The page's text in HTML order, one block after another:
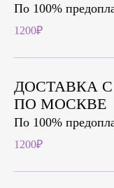
По 100%
1200₽
ДОСТАВКА С
ПО МОСКВЕ
По 100%
1200₽